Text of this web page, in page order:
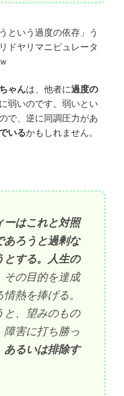
という過度の依存」う
ドヤリマニピュレータ
ゃんは、他者に過度の
弱いのです。弱いとい
で、逆に同調圧力があ
いるかもしれません。
ーはこれと対照
あろうと過剰な
とする。人生の
その目的を達成
熱を捧げる。
と、望みのもの
障害に打ち勝っ
あるいは排除す